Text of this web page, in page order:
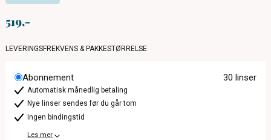
519
LEVERINGSFREKVENS & PAKKESTØRRELSE
Abonnement 30 linser
Automatisk månedlig betaling
Nye linser sendes før du går tom
Ingen bindingstid
Les mer